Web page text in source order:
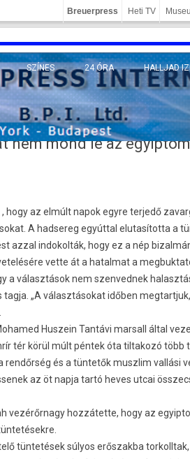
Breuerpress Heti TV
TUDOMÁNY
SZÍNES 24 ÓRA HALLJAD
nem mond le az
az elmúlt napok egyre terjedő
A hadsereg egyúttal elutasította a
azzal indokolták, hogy ez a nép
vette át a hatalmat a
a választások nem szenvednek
„A választásokat időben
Huszein Tantávi marsall által
tér körül múlt péntek óta tiltakozó több
és a tüntetők muszlim vallási
az öt napja tartó heves utcai
vezérőrnagy hozzátette, hogy az
tüntetések súlyos erőszakba